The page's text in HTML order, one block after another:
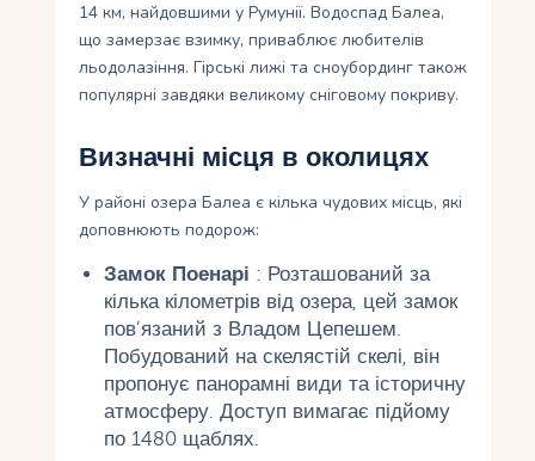
14 км, найдовшими у Румунії. Водоспад Балеа,
що замерзає взимку, приваблює любителів
льодолазіння. Гірські лижі та сноубординг також
популярні завдяки великому сніговому покриву.
Визначні місця в околицях
У районі озера Балеа є кілька чудових місць, які
доповнюють подорож:
Замок Поенарі : Розташований за
кілька кілометрів від озера, цей замок
пов’язаний з Владом Цепешем.
Побудований на скелястій скелі, він
пропонує панорамні види та історичну
атмосферу. Доступ вимагає підйому
по 1480 щаблях.